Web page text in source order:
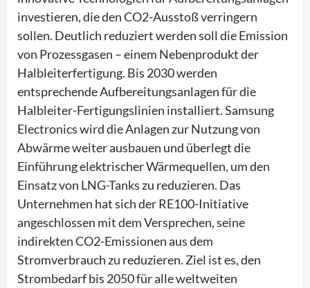
investieren, die den CO2-Ausstoß verringern
sollen. Deutlich reduziert werden soll die Emission
von Prozessgasen – einem Nebenprodukt der
Halbleiterfertigung. Bis 2030 werden
entsprechende Aufbereitungsanlagen für die
Halbleiter-Fertigungslinien installiert. Samsung
Electronics wird die Anlagen zur Nutzung von
Abwärme weiter ausbauen und überlegt die
Einführung elektrischer Wärmequellen, um den
Einsatz von LNG-Tanks zu reduzieren. Das
Unternehmen hat sich der RE100-Initiative
angeschlossen mit dem Versprechen, seine
indirekten CO2-Emissionen aus dem
Stromverbrauch zu reduzieren. Ziel ist es, den
Strombedarf bis 2050 für alle weltweiten